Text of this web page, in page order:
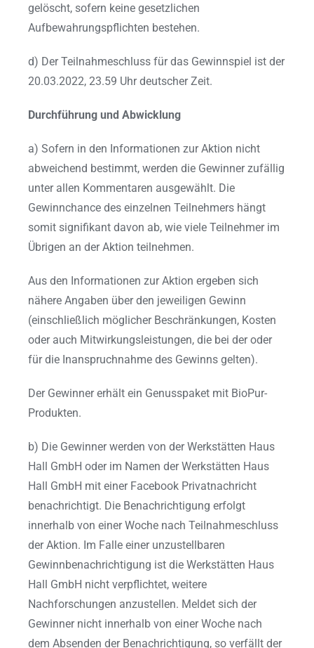
gelöscht, sofern keine gesetzlichen
Aufbewahrungspflichten bestehen.
d) Der Teilnahmeschluss für das Gewinnspiel ist der
20.03.2022, 23.59 Uhr deutscher Zeit.
Durchführung und Abwicklung
a) Sofern in den Informationen zur Aktion nicht
abweichend bestimmt, werden die Gewinner zufällig
unter allen Kommentaren ausgewählt. Die
Gewinnchance des einzelnen Teilnehmers hängt
somit signifikant davon ab, wie viele Teilnehmer im
Übrigen an der Aktion teilnehmen.
Aus den Informationen zur Aktion ergeben sich
nähere Angaben über den jeweiligen Gewinn
(einschließlich möglicher Beschränkungen, Kosten
oder auch Mitwirkungsleistungen, die bei der oder
für die Inanspruchnahme des Gewinns gelten).
Der Gewinner erhält ein Genusspaket mit BioPur-
Produkten.
b) Die Gewinner werden von der Werkstätten Haus
Hall GmbH oder im Namen der Werkstätten Haus
Hall GmbH mit einer Facebook Privatnachricht
benachrichtigt. Die Benachrichtigung erfolgt
innerhalb von einer Woche nach Teilnahmeschluss
der Aktion. Im Falle einer unzustellbaren
Gewinnbenachrichtigung ist die Werkstätten Haus
Hall GmbH nicht verpflichtet, weitere
Nachforschungen anzustellen. Meldet sich der
Gewinner nicht innerhalb von einer Woche nach
dem Absenden der Benachrichtigung, so verfällt der